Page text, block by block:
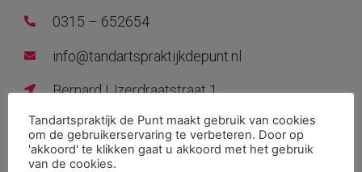
0315 – 652654
info@tandartspraktijkdepunt.nl
Bernard IJzerdraatstraat 1
7091ZK, Dinxperlo
Tandartspraktijk de Punt maakt gebruik van cookies
om de gebruikerservaring te verbeteren. Door op
'akkoord' te klikken gaat u akkoord met het gebruik
van de cookies.